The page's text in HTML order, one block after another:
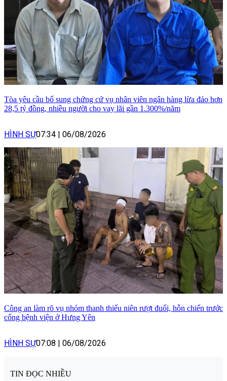
Tòa yêu cầu bổ sung chứng cứ vụ nhân viên ngân hàng lừa đảo hơn
28,5 tỷ đồng, nhiều người cho vay lãi gần 1.300%/năm
HÌNH SỰ07:34 | 06/08/2026
Công an làm rõ vụ nhóm thanh thiếu niên rượt đuổi, hỗn chiến trước
cổng bệnh viện ở Hưng Yên
HÌNH SỰ07:08 | 06/08/2026
TIN ĐỌC NHIỀU